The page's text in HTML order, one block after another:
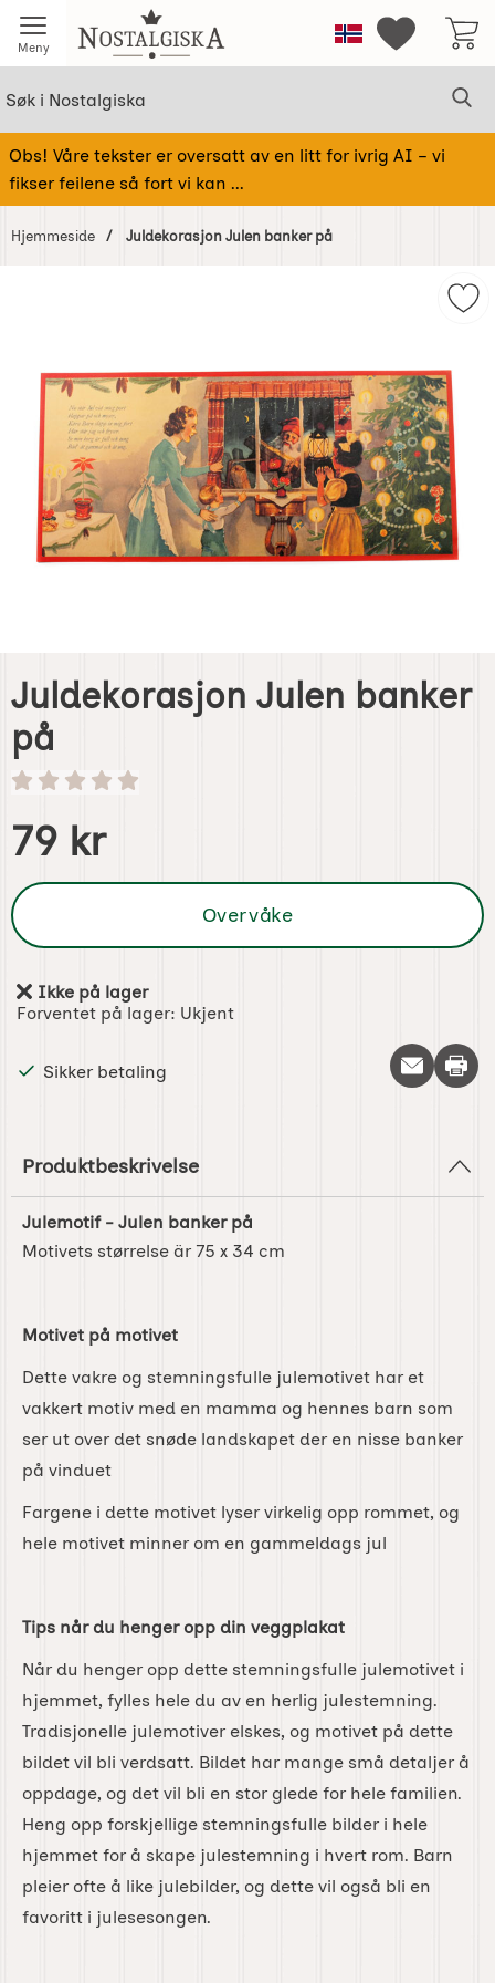
Meny Startsiden for NostalgiskaNorge Mine
Obs! Våre tekster er oversatt av en litt for ivrig AI – vi
fikser feilene så fort vi kan ...
Hjemmeside Juldekorasjon Julen banker på
Juldekorasjon Julen banker
på
Handle dette produktet, Juldekorasjon Julen banker på
pris
79 kr
Overvåke
Produkttilgjengelighet:
Ikke på lager
Forventet på lager: Ukjent
Sikker betaling Skriv
Produktbeskrivelse
Julemotif - Julen banker på
Motivets størrelse är 75 x 34 cm
Motivet på motivet
Dette vakre og stemningsfulle julemotivet har et
vakkert motiv med en mamma og hennes barn som
ser ut over det snøde landskapet der en nisse banker
på vinduet
Fargene i dette motivet lyser virkelig opp rommet, og
hele motivet minner om en gammeldags jul
Tips når du henger opp din veggplakat
Når du henger opp dette stemningsfulle julemotivet i
hjemmet, fylles hele du av en herlig julestemning.
Tradisjonelle julemotiver elskes, og motivet på dette
bildet vil bli verdsatt. Bildet har mange små detaljer å
oppdage, og det vil bli en stor glede for hele familien.
Heng opp forskjellige stemningsfulle bilder i hele
hjemmet for å skape julestemning i hvert rom. Barn
pleier ofte å like julebilder, og dette vil også bli en
favoritt i julesesongen.